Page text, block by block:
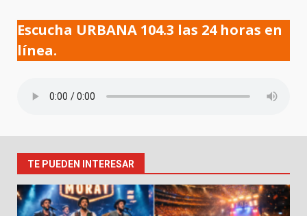
Escucha URBANA 104.3 las 24 horas en
línea.
TE PUEDEN INTERESAR